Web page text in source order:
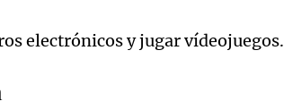
electrónicos y jugar vídeojuegos.